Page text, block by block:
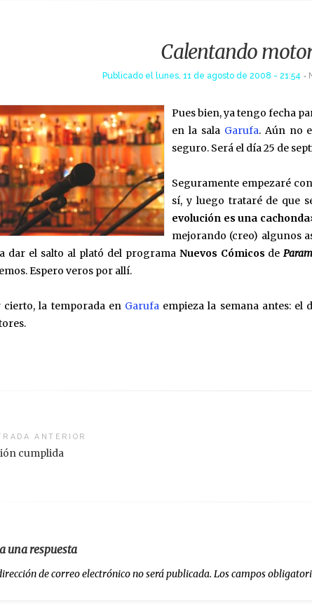
Calentando
Publicado el lunes, 11 de agosto de 2008 - 21:54
Pues bien, ya tengo fecha
en la sala Garufa. Aún no
seguro. Será el día 25 de
Seguramente empezaré
sí, y luego trataré de que
evolución es una
mejorando (creo) algunos
dar el salto al plató del programa Nuevos Cómicos de
Espero veros por allí.
cierto, la temporada en Garufaempieza la semana antes: el
ANTERIOR
cumplida
una respuesta
de correo electrónico no será publicada. Los campos